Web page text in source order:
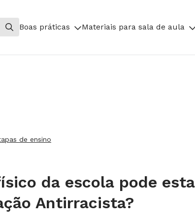
Boas práticas Materiais para sala de aula
de ensino
da escola pode
Antirracista?